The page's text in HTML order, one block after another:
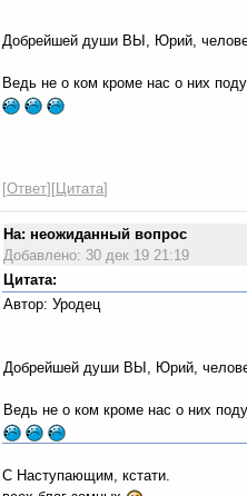
Добрейшей души ВЫ, Юрий,
Ведь не о ком кроме нас о них
[Ответ][Цитата]
На: неожиданный вопрос
Добавлено: 30 дек 19 21:19
Цитата:
Автор: Уродец
Добрейшей души ВЫ, Юрий,
Ведь не о ком кроме нас о них
С Наступающим, кстати.